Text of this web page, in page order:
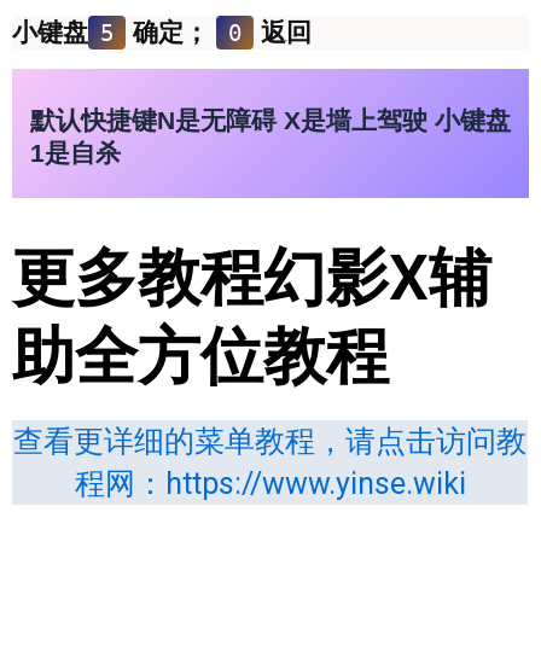
小键盘 5 确定； 0 返回
默认快捷键N是无障碍 X是墙上驾驶 小键盘
1是自杀
更多教程幻影X辅
助全方位教程
查看更详细的菜单教程，请点击访问教
程网：https://www.yinse.wiki